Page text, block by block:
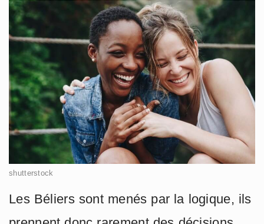
shutterstock
Les Béliers sont menés par la logique, ils